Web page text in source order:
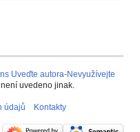
Uveďte autora-Nevyužívejte
uvedeno jinak.
údajů Kontakty